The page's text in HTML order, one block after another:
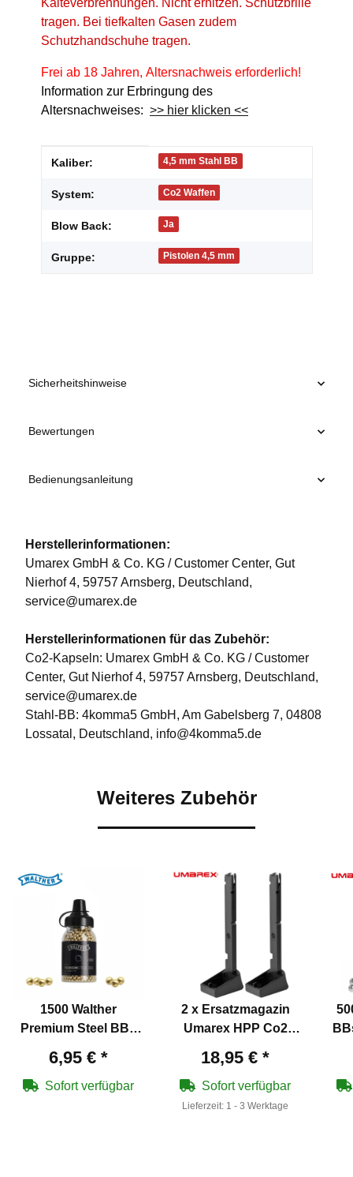
Kälteverbrennungen. Nicht erhitzen. Schutzbrille
tragen. Bei tiefkalten Gasen zudem
Schutzhandschuhe tragen.
Frei ab 18 Jahren, Altersnachweis erforderlich!
Information zur Erbringung des
Altersnachweises: >> hier klicken <<
Produkteigenschaft
Wert
Kaliber: 4,5 mm Stahl BB
System: Co2 Waffen
Blow Back: Ja
Gruppe: Pistolen 4,5 mm
Sicherheitshinweise
Bewertungen
Bedienungsanleitung
Herstellerinformationen:
Umarex GmbH & Co. KG / Customer Center, Gut
Nierhof 4, 59757 Arnsberg, Deutschland,
service@umarex.de
Herstellerinformationen für das Zubehör:
Co2-Kapseln: Umarex GmbH & Co. KG / Customer
Center, Gut Nierhof 4, 59757 Arnsberg, Deutschland,
service@umarex.de
Stahl-BB: 4komma5 GmbH, Am Gabelsberg 7, 04808
Lossatal, Deutschland, info@4komma5.de
Weiteres Zubehör
1500 Walther
Premium Steel BBs
Waffen
6,95 € *
Sofort verfügbar
2 x Ersatzmagazin
Umarex HPP Co2
BB 15 Schuss
Kapazität
18,95 € *
Sofort verfügbar
Lieferzeit: 1 - 3 Werktage